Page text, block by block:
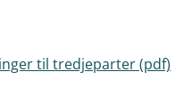
til tredjeparter (pdf)